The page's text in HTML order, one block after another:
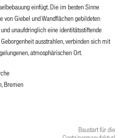
einfügt. Die im besten Sinne
Giebel und Wandflächen gebildeten
unaufdringlich eine identitätsstiftende
ausstrahlen, verbinden sich mit
atmosphärischen Ort.
Bremen
Baustart für die